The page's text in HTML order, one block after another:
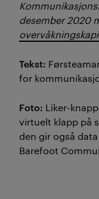
desember 2020
Tekst:
for
Foto: Liker-
virtuelt klapp på
den gir også
Barefoot